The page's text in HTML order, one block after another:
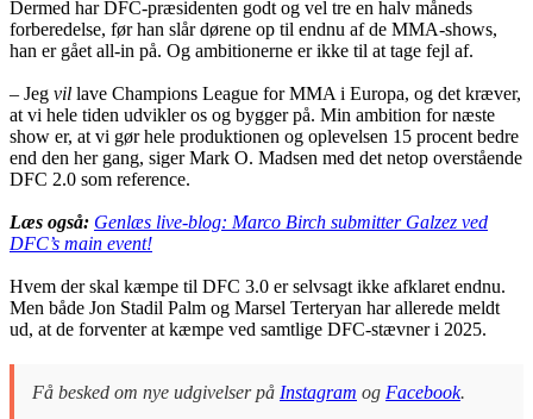
Dermed har DFC-præsidenten godt og vel tre en halv måneds
forberedelse, før han slår dørene op til endnu af de MMA-shows,
han er gået all-in på. Og ambitionerne er ikke til at tage fejl af.
– Jeg vil lave Champions League for MMA i Europa, og det kræver,
at vi hele tiden udvikler os og bygger på. Min ambition for næste
show er, at vi gør hele produktionen og oplevelsen 15 procent bedre
end den her gang, siger Mark O. Madsen med det netop overstående
DFC 2.0 som reference.
Læs også: Genlæs live-blog: Marco Birch submitter Galzez ved
DFC’s main event!
Hvem der skal kæmpe til DFC 3.0 er selvsagt ikke afklaret endnu.
Men både Jon Stadil Palm og Marsel Terteryan har allerede meldt
ud, at de forventer at kæmpe ved samtlige DFC-stævner i 2025.
Få besked om nye udgivelser på Instagram og Facebook.